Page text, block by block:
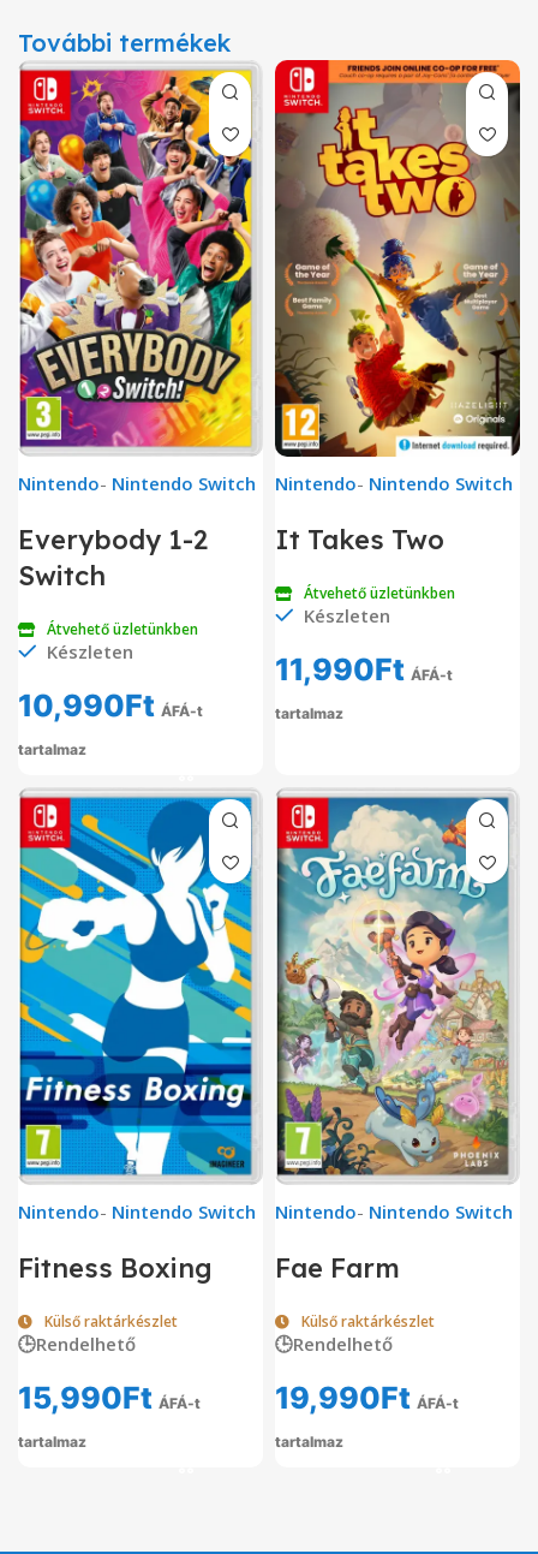
További termékek
Nintendo- Nintendo Switch
Everybody 1-2
Switch
Átvehető üzletünkben
Készleten
10,990Ft ÁFÁ-t
tartalmaz
Nintendo- Nintendo Switch
It Takes Two
Átvehető üzletünkben
Készleten
11,990Ft ÁFÁ-t
tartalmaz
Nintendo- Nintendo Switch
Fitness Boxing
Külső raktárkészlet
🕒Rendelhető
15,990Ft ÁFÁ-t
tartalmaz
Nintendo- Nintendo Switch
Fae Farm
Külső raktárkészlet
🕒Rendelhető
19,990Ft ÁFÁ-t
tartalmaz